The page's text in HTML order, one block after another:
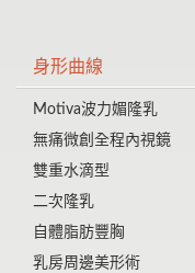
身形曲線
Motiva波力媚隆乳
無痛微創全程內視鏡
雙重水滴型
二次隆乳
自體脂肪豐胸
乳房周邊美形術